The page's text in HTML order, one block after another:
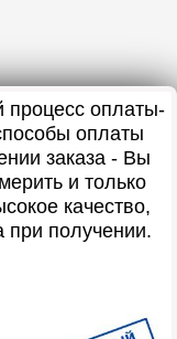
процесс оплаты-
оплаты
заказа - Вы
и только
качество,
при получении.